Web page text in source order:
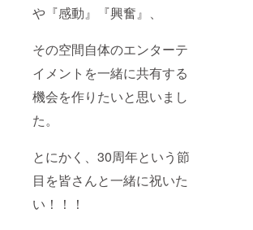
や『感動』『興奮』、
その空間自体のエンターテ
イメントを一緒に共有する
機会を作りたいと思いまし
た。
とにかく、30周年という節
目を皆さんと一緒に祝いた
い！！！